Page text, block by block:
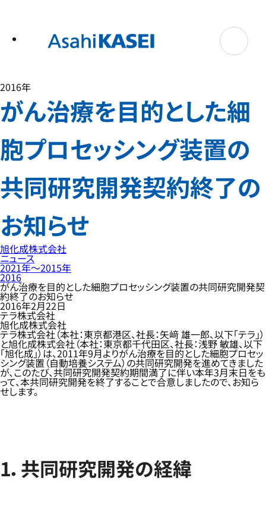
2016年
がん治療を目的とした細
胞プロセッシング装置の
共同研究開発契約終了の
お知らせ
旭化成株式会社
ニュース
2021年〜2015年
2016
がん治療を目的とした細胞プロセッシング装置の共同研究開発契
約終了のお知らせ
2016年2月22日
テラ株式会社
旭化成株式会社
テラ株式会社（本社：東京都港区、社長：矢﨑 雄一郎、以下「テラ」）
と旭化成株式会社（本社：東京都千代田区、社長：浅野 敏雄、以下
「旭化成」）は、2011年9月よりがん治療を目的とした細胞プロセッ
シング装置（自動培養システム）の共同研究開発を進めてきました
が、このたび、共同研究開発契約期間満了に伴い本年3月末日をも
って、本共同研究開発を終了することで合意しましたので、お知ら
せします。
1．共同研究開発の経緯